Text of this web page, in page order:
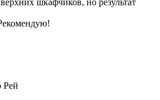
Рей